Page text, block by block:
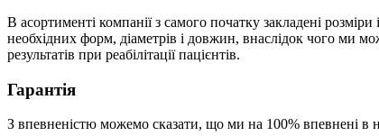
В асортименті компанії з самого початку закладені
необхідних форм, діаметрів і довжин, внаслідок чого ми
результатів при реабілітації пацієнтів.
Гарантія
З впевненістю можемо сказати, що ми на 100% впевнені в